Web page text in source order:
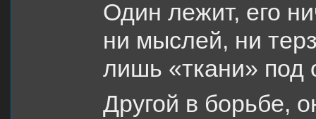
Один лежит, его
ни мыслей, ни
лишь «ткани» под
Другой в борьбе,